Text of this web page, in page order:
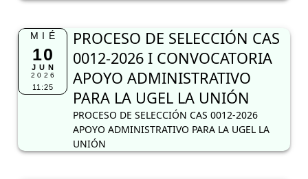
MIÉ
10
JUN
2026
11:25
PROCESO DE SELECCIÓN CAS
0012-2026 I CONVOCATORIA
APOYO ADMINISTRATIVO
PARA LA UGEL LA UNIÓN
PROCESO DE SELECCIÓN CAS 0012-2026
APOYO ADMINISTRATIVO PARA LA UGEL LA
UNIÓN